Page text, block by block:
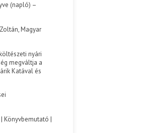
(napló) –
Magyar
nyári
megváltja a
Katával és
| Könyvbemutató |